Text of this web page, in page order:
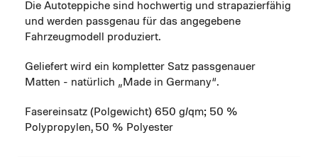
Die Autoteppiche sind hochwertig und strapazierfähig
und werden passgenau für das angegebene
Fahrzeugmodell produziert.
Geliefert wird ein kompletter Satz passgenauer
Matten - natürlich „Made in Germany“.
Fasereinsatz (Polgewicht) 650 g/qm; 50 %
Polypropylen, 50 % Polyester